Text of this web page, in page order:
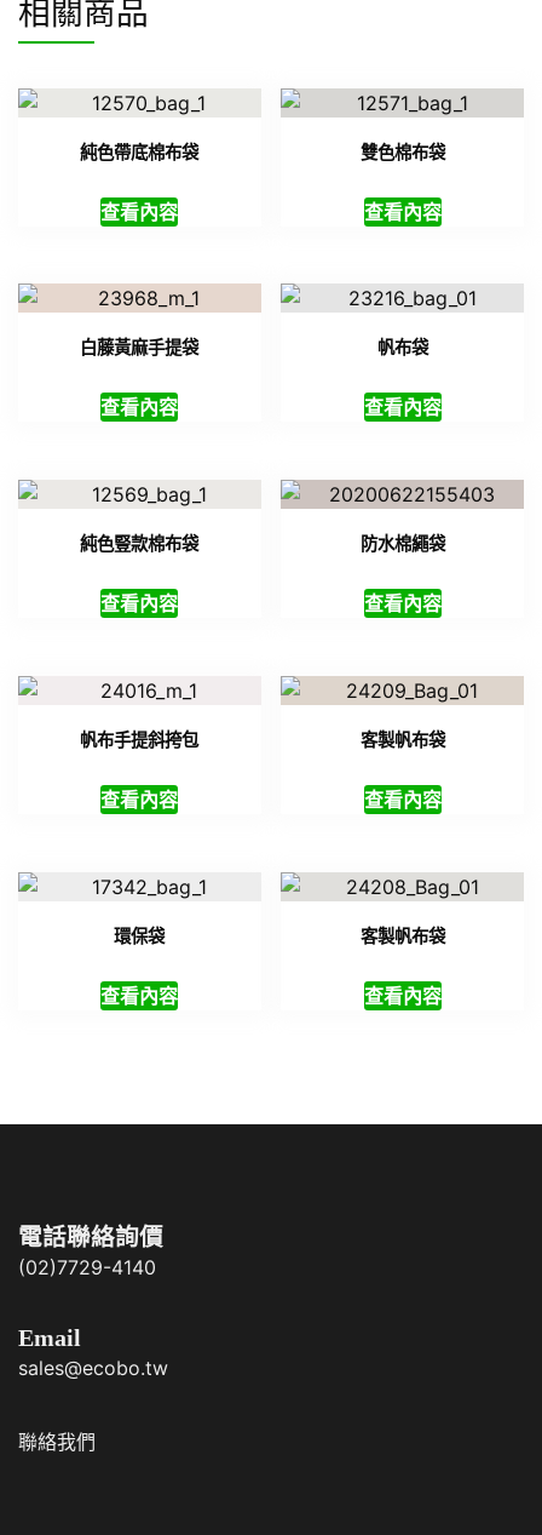
相關商品
純色帶底棉布袋
查看內容
雙色棉布袋
查看內容
白藤黃麻手提袋
查看內容
帆布袋
查看內容
純色豎款棉布袋
查看內容
防水棉繩袋
查看內容
帆布手提斜挎包
查看內容
客製帆布袋
查看內容
環保袋
查看內容
客製帆布袋
查看內容
電話聯絡詢價
(02)7729-4140
Email
sales@ecobo.tw
聯絡我們